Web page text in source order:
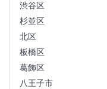
渋谷区
杉並区
北区
板橋区
葛飾区
八王子市